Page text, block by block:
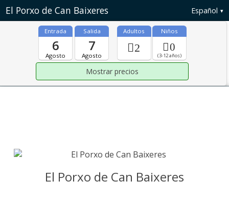
El Porxo de Can Baixeres Español
Agosto
Entrada
6
Agosto
Salida
7
Adultos
2
Niños
0
(3-12 años)
El Porxo de Can Baixeres